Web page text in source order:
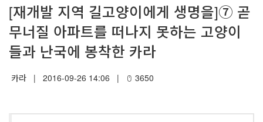
[재개발 지역 길고양이에게 생명을]⑦ 곧
무너질 아파트를 떠나지 못하는 고양이
들과 난국에 봉착한 카라
카라 | 2016-09-26 14:06 | 3650